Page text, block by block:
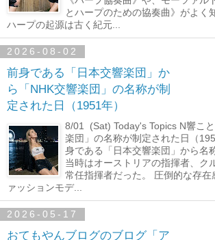
とハープのための協奏曲》がよく
ハープの起源は古く紀元...
2026-08-02
前身である「日本交響楽団」か
ら「NHK交響楽団」の名称が制
定された日（1951年）
8/01 (Sat) Today's Topics N響こ
楽団」の名称が制定された日（
身である「日本交響楽団」から名
当時はオーストリアの指揮者、ク
常任指揮者だった。 圧倒的な存在
ァッションモデ...
2026-05-17
おてもやんブログのブログ「ア